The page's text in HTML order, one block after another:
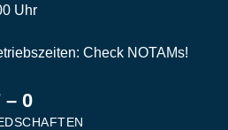
Uhr
Check NOTAMs!
– 0